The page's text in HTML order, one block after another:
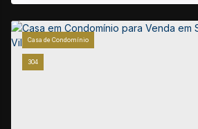
304
Casa de Condomínio